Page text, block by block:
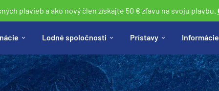
plavieb a ako nový člen získajte 50 € zľavu na svoju plavbu.
Lodné spoločnosti Prístavy Informácie